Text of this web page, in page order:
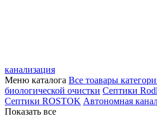
канализация
Меню каталога Все тоавары
биологической очистки Септики
Септики ROSTOK Автономная
Показать все